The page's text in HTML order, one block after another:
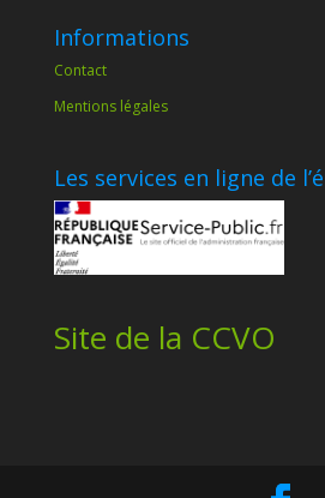
Informations
Contact
Mentions légales
Les services en ligne de
Site de la CCVO